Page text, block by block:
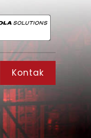
Kontak